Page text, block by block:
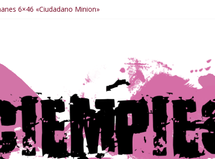
6×46 «Ciudadano Minion»
6×47 «De nada por nada»